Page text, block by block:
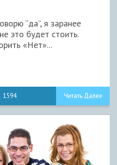
“да”, я заранее
это будет стоить.
«Нет»...
1594 Читать Далее